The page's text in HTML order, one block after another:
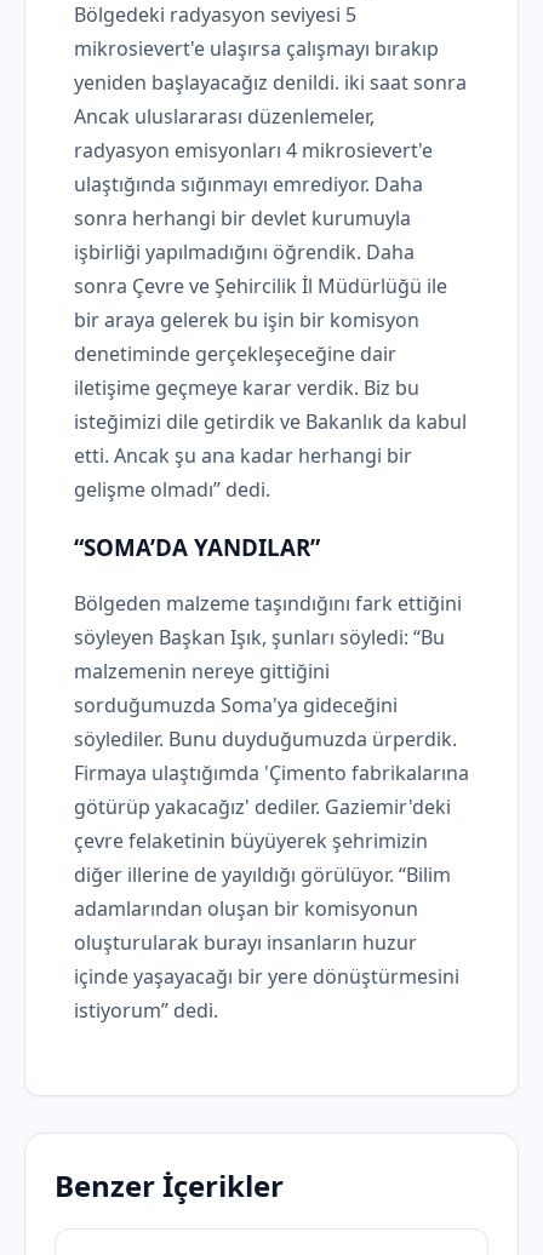
Bölgedeki radyasyon seviyesi 5
mikrosievert'e ulaşırsa çalışmayı bırakıp
yeniden başlayacağız denildi. iki saat sonra
Ancak uluslararası düzenlemeler,
radyasyon emisyonları 4 mikrosievert'e
ulaştığında sığınmayı emrediyor. Daha
sonra herhangi bir devlet kurumuyla
işbirliği yapılmadığını öğrendik. Daha
sonra Çevre ve Şehircilik İl Müdürlüğü ile
bir araya gelerek bu işin bir komisyon
denetiminde gerçekleşeceğine dair
iletişime geçmeye karar verdik. Biz bu
isteğimizi dile getirdik ve Bakanlık da kabul
etti. Ancak şu ana kadar herhangi bir
gelişme olmadı” dedi.
“SOMA’DA YANDILAR”
Bölgeden malzeme taşındığını fark ettiğini
söyleyen Başkan Işık, şunları söyledi: “Bu
malzemenin nereye gittiğini
sorduğumuzda Soma'ya gideceğini
söylediler. Bunu duyduğumuzda ürperdik.
Firmaya ulaştığımda 'Çimento fabrikalarına
götürüp yakacağız' dediler. Gaziemir'deki
çevre felaketinin büyüyerek şehrimizin
diğer illerine de yayıldığı görülüyor. “Bilim
adamlarından oluşan bir komisyonun
oluşturularak burayı insanların huzur
içinde yaşayacağı bir yere dönüştürmesini
istiyorum” dedi.
Benzer İçerikler